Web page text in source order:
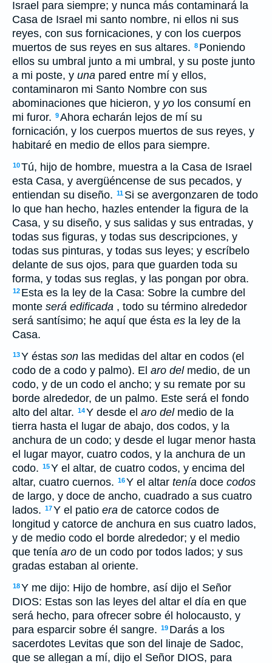
Israel para siempre; y nunca más contaminará la
Casa de Israel mi santo nombre, ni ellos ni sus
reyes, con sus fornicaciones, y con los cuerpos
muertos de sus reyes en sus altares. 8 Poniendo
ellos su umbral junto a mi umbral, y su poste junto
a mi poste, y una pared entre mí y ellos,
contaminaron mi Santo Nombre con sus
abominaciones que hicieron, y yo los consumí en
mi furor. 9Ahora echarán lejos de mí su
fornicación, y los cuerpos muertos de sus reyes, y
habitaré en medio de ellos para siempre.
10Tú, hijo de hombre, muestra a la Casa de Israel
esta Casa, y avergüéncense de sus pecados, y
entiendan su diseño. 11 Si se avergonzaren de todo
lo que han hecho, hazles entender la figura de la
Casa, y su diseño, y sus salidas y sus entradas, y
todas sus figuras, y todas sus descripciones, y
todas sus pinturas, y todas sus leyes; y escríbelo
delante de sus ojos, para que guarden toda su
forma, y todas sus reglas, y las pongan por obra.
12 Esta es la ley de la Casa: Sobre la cumbre del
monte será edificada , todo su término alrededor
será santísimo; he aquí que ésta es la ley de la
Casa.
13Y éstas son las medidas del altar en codos (el
codo de a codo y palmo). El aro delmedio, de un
codo, y de un codo el ancho; y su remate por su
borde alrededor, de un palmo. Este será el fondo
alto del altar. 14Y desde el aro delmedio de la
tierra hasta el lugar de abajo, dos codos, y la
anchura de un codo; y desde el lugar menor hasta
el lugar mayor, cuatro codos, y la anchura de un
codo. 15Y el altar, de cuatro codos, y encima del
altar, cuatro cuernos. 16Y el altar tenía doce codos
de largo, y doce de ancho, cuadrado a sus cuatro
lados. 17Y el patio era de catorce codos de
longitud y catorce de anchura en sus cuatro lados,
y de medio codo el borde alrededor; y el medio
que tenía aro de un codo por todos lados; y sus
gradas estaban al oriente.
18Y me dijo: Hijo de hombre, así dijo el Señor
DIOS: Estas son las leyes del altar el día en que
será hecho, para ofrecer sobre él holocausto, y
para esparcir sobre él sangre. 19 Darás a los
sacerdotes Levitas que son del linaje de Sadoc,
que se allegan a mí, dijo el Señor DIOS, para